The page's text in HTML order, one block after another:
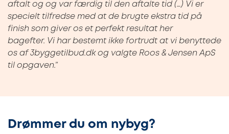
aftalt og og var færdig til den aftalte tid (…) Vi er
specielt tilfredse med at de brugte ekstra tid på
finish som giver os et perfekt resultat her
bagefter. Vi har bestemt ikke fortrudt at vi benyttede
os af 3byggetilbud.dk og valgte Roos & Jensen ApS
til opgaven.”
Drømmer du om nybyg?